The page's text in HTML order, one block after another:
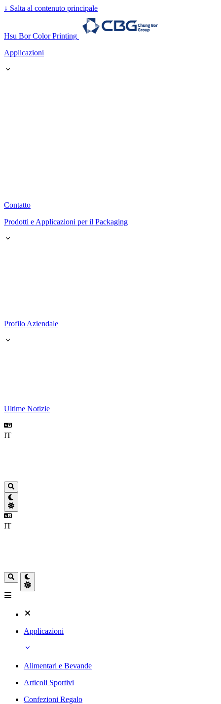
↓ Salta al contenuto principale
Hsu Bor Color Printing
Applicazioni
Contatto
Prodotti e Applicazioni per il Packaging
Profilo Aziendale
Ultime Notizie
IT
IT
Applicazioni
Alimentari e Bevande
Articoli Sportivi
Confezioni Regalo